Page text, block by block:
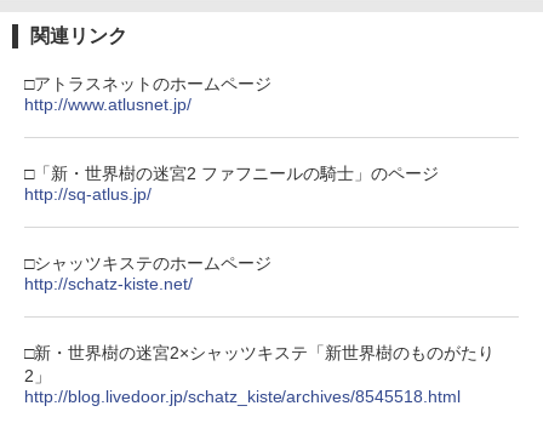
関連リンク
□アトラスネットのホームページ
http://www.atlusnet.jp/
□「新・世界樹の迷宮2 ファフニールの騎士」のページ
http://sq-atlus.jp/
□シャッツキステのホームページ
http://schatz-kiste.net/
□新・世界樹の迷宮2×シャッツキステ「新世界樹のものがたり
2」
http://blog.livedoor.jp/schatz_kiste/archives/8545518.html